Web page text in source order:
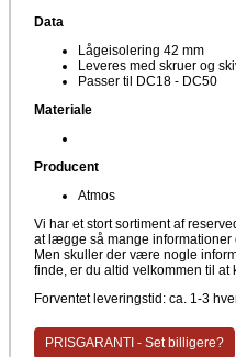
Data
Lågeisolering 42 mm
Leveres med skruer og
Passer til DC18 - DC50
Materiale
Producent
Atmos
Vi har et stort sortiment af
at lægge så mange informationer
Men skuller der være nogle
finde, er du altid velkommen til at
Forventet leveringstid: ca. 1-3
PRISGARANTI - Set billigere?